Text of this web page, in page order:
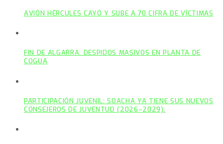
AVIÓN HÉRCULES CAYÓ Y SUBE A 70 CIFRA DE VÍCTIMAS
FIN DE ALGARRA: DESPIDOS MASIVOS EN PLANTA DE
COGUA
PARTICIPACIÓN JUVENIL: SOACHA YA TIENE SUS NUEVOS
CONSEJEROS DE JUVENTUD (2026–2029).